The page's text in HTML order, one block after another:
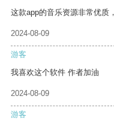
这款app的音乐资源非常优质
2024-08-09
游客
我喜欢这个软件 作者加油
2024-08-09
游客